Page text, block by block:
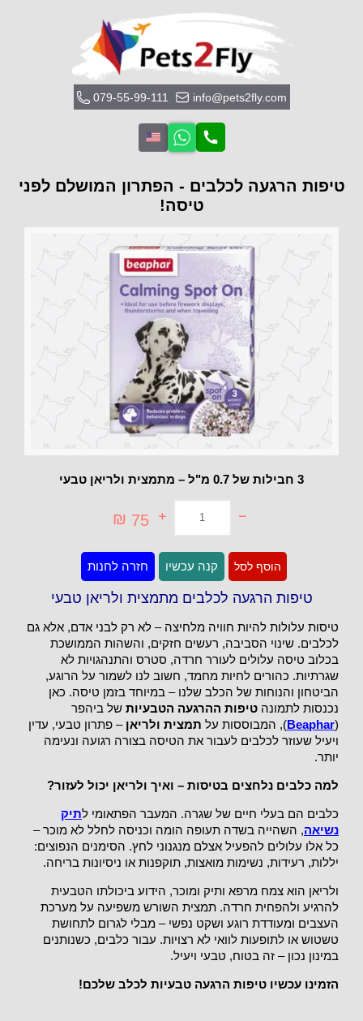
079-55-99-111 info@pets2fly.com
טיפות הרגעה לכלבים - הפתרון המושלם לפני
טיסה!
טיפות הרגעה לכלבים מתמצית ולריאן טבעי
טיסות עלולות להיות חוויה מלחיצה – לא רק לבני אדם, אלא גם
לכלבים. שינוי הסביבה, רעשים חזקים, והשהות הממושכת
בכלוב טיסה עלולים לעורר חרדה, סטרס והתנהגויות לא
שגרתיות. כהורים לחיות מחמד, חשוב לנו לשמור על הרוגע,
הביטחון והנוחות של הכלב שלנו – במיוחד בזמן טיסה. כאן
נכנסות לתמונה טיפות ההרגעה הטבעיות של ביהפר
(
Beaphar), המבוססות על תמצית ולריאן – פתרון טבעי, עדין
ויעיל שעוזר לכלבים לעבור את הטיסה בצורה רגועה ונעימה
יותר.
למה כלבים נלחצים בטיסות – ואיך ולריאן יכול לעזור?
כלבים הם בעלי חיים של שגרה. המעבר הפתאומי לתיק
נשיאה, השהייה בשדה תעופה הומה וכניסה לחלל לא מוכר –
כל אלו עלולים להפעיל אצלם מנגנוני לחץ. הסימנים הנפוצים:
יללות, רעידות, נשימות מואצות, תוקפנות או ניסיונות בריחה.
ולריאן הוא צמח מרפא ותיק ומוכר, הידוע ביכולתו הטבעית
להרגיע ולהפחית חרדה. תמצית השורש משפיעה על מערכת
העצבים ומעודדת רוגע ושקט נפשי – מבלי לגרום לתחושת
טשטוש או לתופעות לוואי לא רצויות. עבור כלבים, כשנותנים
במינון נכון – זה בטוח, טבעי ויעיל.
הזמינו עכשיו טיפות הרגעה טבעיות לכלב שלכם!
3 חבילות של 0.7 מ"ל – מתמצית ולריאן טבעי
75
₪
כמות
של
טיפות
הרגעה
לכלבים
ולריאן
טבעי
הוסף לסל קנה עכשיו חזרה לחנות